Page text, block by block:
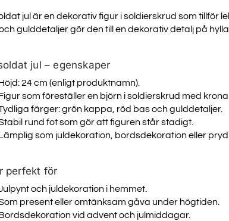
jul är en dekorativ figur i soldierskrud som tillför
gulddetaljer gör den till en dekorativ detalj på
jul – egenskaper
24 cm (enligt produktnamn).
som föreställer en björn i soldierskrud med
färger: grön kappa, röd bas och gulddetaljer.
rund fot som gör att figuren står stadigt.
som juldekoration, bordsdekoration eller
perfekt för
och juldekoration i hemmet.
present eller omtänksam gåva under högtiden.
vid advent och julmiddagar.
Registrera dig för att få tillgång
uppdateringar och bästa
SIGN ME UP!